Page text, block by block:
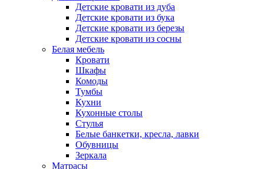
Детские кровати из дуба
Детские кровати из бука
Детские кровати из березы
Детские кровати из сосны
Белая мебель
Кровати
Шкафы
Комоды
Тумбы
Кухни
Кухонные столы
Стулья
Белые банкетки, кресла, лавки
Обувницы
Зеркала
Матрасы